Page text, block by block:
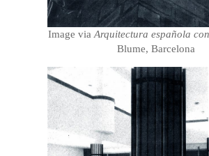
Image via Arquitectura española
Blume, Barcelona